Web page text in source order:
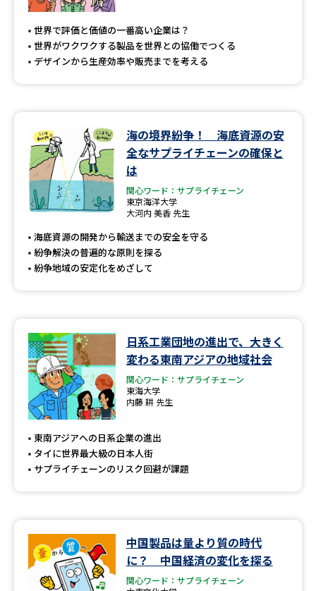
学問発見
学問のミニ講義「夢ナビ講義」 学問分野解説
学問の教科書
ユーザーサポート
Ｑ＆Ａ よくあるご質問 大学進学IDについて
資料の料金の
特定商取引表記
テレメール進学カタログ
訂正のご案内
世界で評価と価値の一番高い企業は？
世界がワクワクする製品を世界との協働でつくる
デザインから生産効率や販売までを考える
海の境界紛争！ 海底資源の安
全なサプライチェーンの確保と
は
関心ワード：サプライチェーン
東京海洋大学
大河内 美香 先生
海底資源の開発から輸送までの安全を守る
紛争解決の普遍的な原則を探る
紛争地域の安定化をめざして
日系工業団地の進出で、大きく
変わる東南アジアの地域社会
関心ワード：サプライチェーン
東海大学
内藤 耕 先生
東南アジアへの日系企業の進出
タイに世界最大級の日本人街
サプライチェーンのリスク回避が課題
中国製品は量より質の時代
に？ 中国経済の変化を探る
関心ワード：サプライチェーン